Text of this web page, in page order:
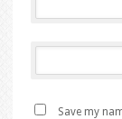
Save my